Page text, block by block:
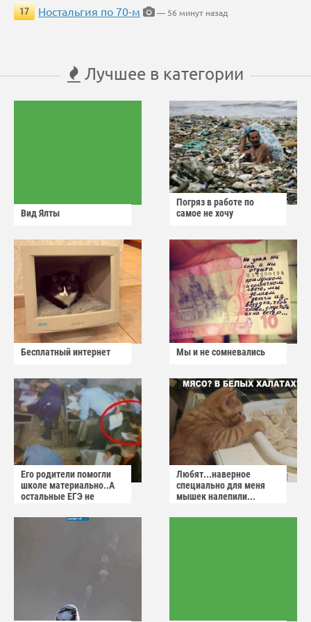
17 Ностальгия по 70-м — 56 минут назад
Лучшее в категории
Вид Ялты
Погряз в работе по
самое не хочу
Бесплатный интернет Мы и не сомневались
Его родители помогли
школе материально..А
остальные ЕГЭ не
Любят...наверное
специально для меня
мышек налепили...